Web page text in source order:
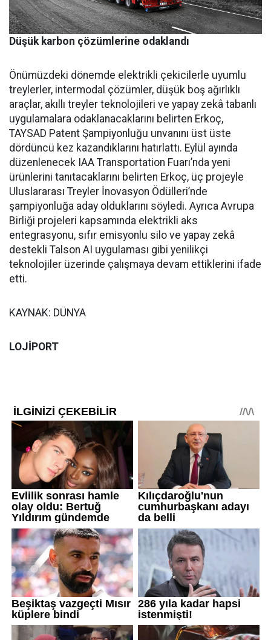
Düşük karbon çözümlerine odaklandı
Önümüzdeki dönemde elektrikli çekicilerle uyumlu
treylerler, intermodal çözümler, düşük boş ağırlıklı
araçlar, akıllı treyler teknolojileri ve yapay zekâ tabanlı
uygulamalara odaklanacaklarını belirten Erkoç,
TAYSAD Patent Şampiyonluğu unvanını üst üste
dördüncü kez kazandıklarını hatırlattı. Eylül ayında
düzenlenecek IAA Transportation Fuarı’nda yeni
ürünlerini tanıtacaklarını belirten Erkoç, üç projeyle
Uluslararası Treyler İnovasyon Ödülleri’nde
şampiyonluğa aday olduklarını söyledi. Ayrıca Avrupa
Birliği projeleri kapsamında elektrikli aks
entegrasyonu, sıfır emisyonlu silo ve yapay zekâ
destekli Talson AI uygulaması gibi yenilikçi
teknolojiler üzerinde çalışmaya devam ettiklerini ifade
etti.
KAYNAK: DÜNYA
LOJİPORT